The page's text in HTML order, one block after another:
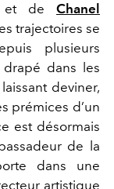
deChanel
trajectoires se
plusieurs
drapé dans les
deviner,
prémices d’un
est désormais
de la
dans une
artistique